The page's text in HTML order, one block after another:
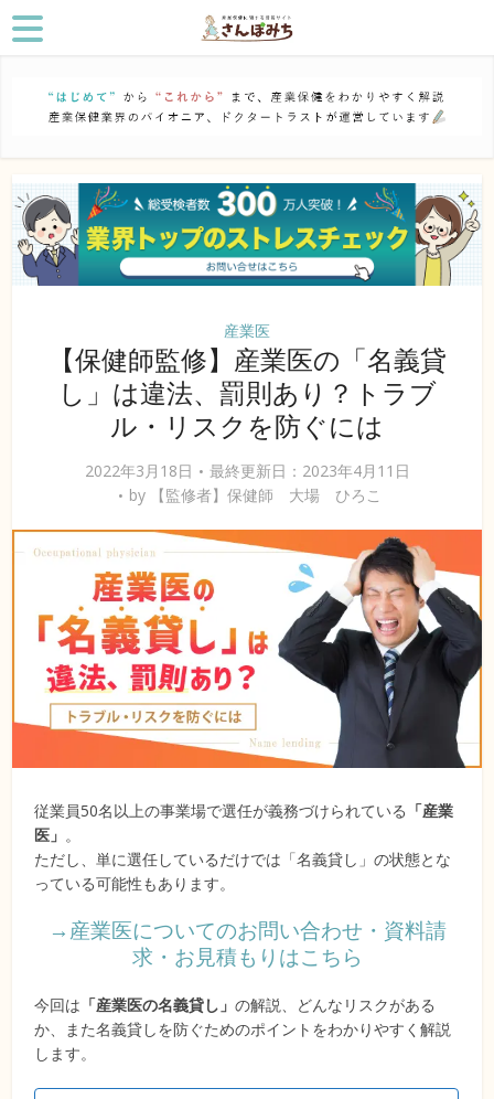
産業医
【保健師監修】産業医の「名義貸
し」は違法、罰則あり？トラブ
ル・リスクを防ぐには
2022年3月18日
最終更新日：2023年4月11日
by
【監修者】保健師 大場 ひろこ
従業員50名以上の事業場で選任が義務づけられている 「産業
医」 。
ただし、単に選任しているだけでは「名義貸し」の状態とな
っている可能性もあります。
→産業医についてのお問い合わせ・資料請
求・お見積もりはこちら
今回は 「産業医の名義貸し」の解説、どんなリスクがある
か、また名義貸しを防ぐためのポイントをわかりやすく解説
します。